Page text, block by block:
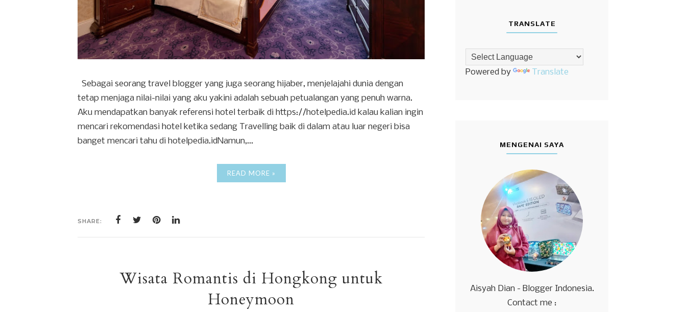
Sebagai seorang travel blogger yang juga seorang hijaber, menjelajahi dunia dengan
tetap menjaga nilai-nilai yang aku yakini adalah sebuah petualangan yang penuh warna.
Aku mendapatkan banyak referensi hotel terbaik di https://hotelpedia.id kalau kalian ingin
mencari rekomendasi hotel ketika sedang Travelling baik di dalam atau luar negeri bisa
banget mencari tahu di hotelpedia.idNamun,...
READ MORE »
SHARE:
Wisata Romantis di Hongkong untuk
Honeymoon
TRANSLATE
Powered by Translate
MENGENAI SAYA
Aisyah Dian - Blogger Indonesia.
Contact me :